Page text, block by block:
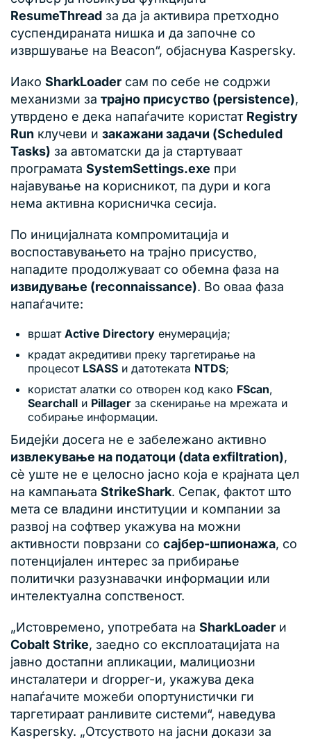
ResumeThread за да ја активира претходно
суспендираната нишка и да започне со
извршување на Beacon“, објаснува Kaspersky.
Иако SharkLoader сам по себе не содржи
механизми за трајно присуство (persistence),
утврдено е дека напаѓачите користат Registry
Run клучеви и закажани задачи (Scheduled
Tasks) за автоматски да ја стартуваат
програмата SystemSettings.exe при
најавување на корисникот, па дури и кога
нема активна корисничка сесија.
По иницијалната компромитација и
воспоставувањето на трајно присуство,
нападите продолжуваат со обемна фаза на
извидување (reconnaissance). Во оваа фаза
напаѓачите:
вршат Active Directory енумерација;
крадат акредитиви преку таргетирање на
процесот LSASS и датотеката NTDS;
користат алатки со отворен код како FScan,
Searchall и Pillager за скенирање на мрежата и
собирање информации.
Бидејќи досега не е забележано активно
извлекување на податоци (data exfiltration),
сè уште не е целосно јасно која е крајната цел
на кампањата StrikeShark. Сепак, фактот што
мета се владини институции и компании за
развој на софтвер укажува на можни
активности поврзани со сајбер-шпионажа, со
потенцијален интерес за прибирање
политички разузнавачки информации или
интелектуална сопственост.
„Истовремено, употребата на SharkLoader и
Cobalt Strike, заедно со експлоатацијата на
јавно достапни апликации, малициозни
инсталатери и dropper-и, укажува дека
напаѓачите можеби опортунистички ги
таргетираат ранливите системи“, наведува
Kaspersky. „Отсуството на јасни докази за